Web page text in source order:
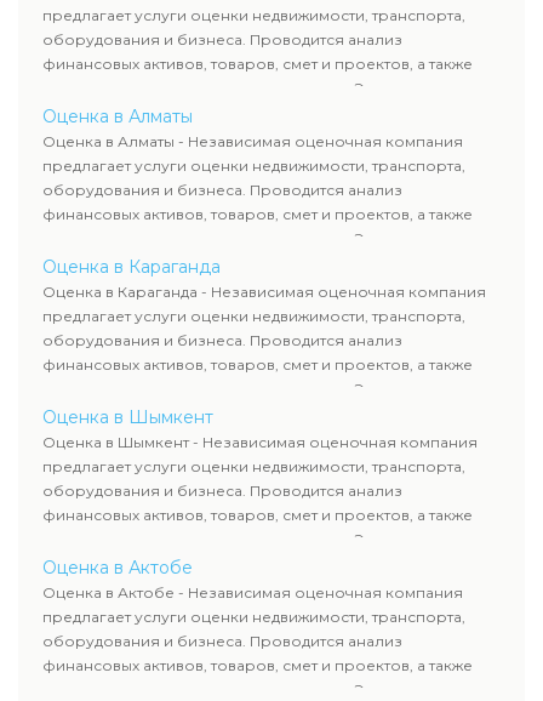
требованиям законодательства и используются для
сделок, кредитования и судебных процессов.
предлагает услуги оценки недвижимости, транспорта,
оборудования и бизнеса. Проводится анализ
финансовых активов, товаров, смет и проектов, а также
оценка животных и недропользования. Эксперты
определяют рыночную стоимость имущества и
рассчитывают ущерб. Все отчеты соответствуют
требованиям законодательства и используются для
сделок, кредитования и судебных процессов.
Оценка в Алматы
Оценка в Алматы - Независимая оценочная компания
предлагает услуги оценки недвижимости, транспорта,
оборудования и бизнеса. Проводится анализ
финансовых активов, товаров, смет и проектов, а также
оценка животных и недропользования. Эксперты
определяют рыночную стоимость имущества и
рассчитывают ущерб. Все отчеты соответствуют
требованиям законодательства и используются для
сделок, кредитования и судебных процессов.
Оценка в Караганда
Оценка в Караганда - Независимая оценочная компания
предлагает услуги оценки недвижимости, транспорта,
оборудования и бизнеса. Проводится анализ
финансовых активов, товаров, смет и проектов, а также
оценка животных и недропользования. Эксперты
определяют рыночную стоимость имущества и
рассчитывают ущерб. Все отчеты соответствуют
требованиям законодательства и используются для
сделок, кредитования и судебных процессов.
Оценка в Шымкент
Оценка в Шымкент - Независимая оценочная компания
предлагает услуги оценки недвижимости, транспорта,
оборудования и бизнеса. Проводится анализ
финансовых активов, товаров, смет и проектов, а также
оценка животных и недропользования. Эксперты
определяют рыночную стоимость имущества и
рассчитывают ущерб. Все отчеты соответствуют
требованиям законодательства и используются для
сделок, кредитования и судебных процессов.
Оценка в Актобе
Оценка в Актобе - Независимая оценочная компания
предлагает услуги оценки недвижимости, транспорта,
оборудования и бизнеса. Проводится анализ
финансовых активов, товаров, смет и проектов, а также
оценка животных и недропользования. Эксперты